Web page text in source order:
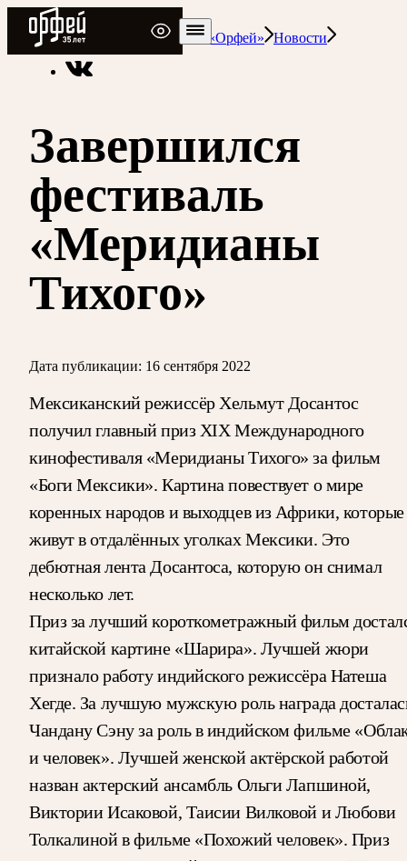
Радио Орфей
Радио классической музыки «Орфей»
Новости
Завершился
фестиваль
«Меридианы
Тихого»
Дата публикации: 16 сентября 2022
Мексиканский режиссёр Хельмут Досантос
получил главный приз XIX Международного
кинофестиваля «Меридианы Тихого» за фильм
«Боги Мексики». Картина повествует о мире
коренных народов и выходцев из Африки, которые
живут в отдалённых уголках Мексики. Это
дебютная лента Досантоса, которую он снимал
несколько лет.
Приз за лучший короткометражный фильм
китайской картине «Шарира». Лучшей жюри
признало работу индийского режиссёра Натеша
Хегде. За лучшую мужскую роль награда
Чандану Сэну за роль в индийском фильме
и человек». Лучшей женской актёрской работой
назван актерский ансамбль Ольги Лапшиной,
Виктории Исаковой, Таисии Вилковой и Любови
Толкалиной в фильме «Похожий человек». Приз